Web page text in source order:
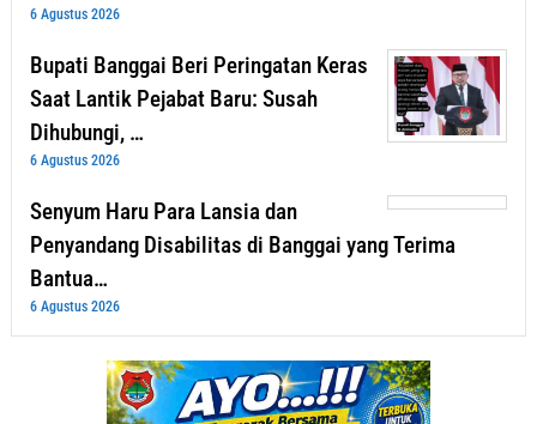
6 Agustus 2026
Bupati Banggai Beri Peringatan Keras
Saat Lantik Pejabat Baru: Susah
Dihubungi, …
6 Agustus 2026
Senyum Haru Para Lansia dan
Penyandang Disabilitas di Banggai yang Terima
Bantua…
6 Agustus 2026